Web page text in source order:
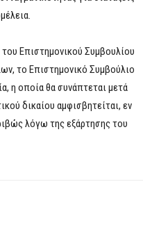
Επιστημονικού Συμβουλίου
το Επιστημονικό Συμβούλιο
η οποία θα συνάπτεται µετά
δικαίου αµφισβητείται, εν
λόγω της εξάρτησης του